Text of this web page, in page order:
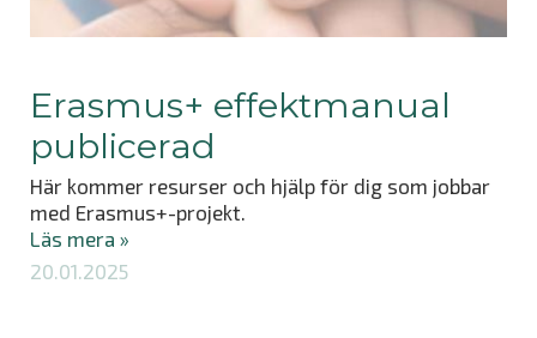
Erasmus+ effektmanual
publicerad
Här kommer resurser och hjälp för dig som jobbar
med Erasmus+-projekt.
Läs mera »
20.01.2025